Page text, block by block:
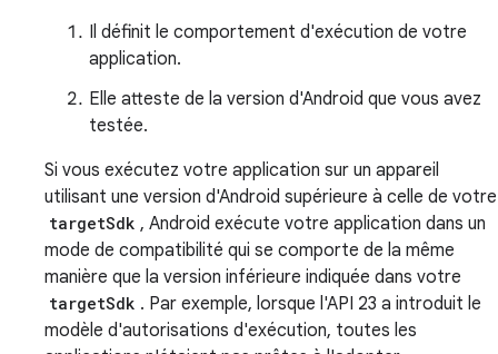
Il définit le comportement d'exécution de votre
application.
Elle atteste de la version d'Android que vous avez
testée.
Si vous exécutez votre application sur un appareil
utilisant une version d'Android supérieure à celle de votre
targetSdk , Android exécute votre application dans un
mode de compatibilité qui se comporte de la même
manière que la version inférieure indiquée dans votre
targetSdk . Par exemple, lorsque l'API 23 a introduit le
modèle d'autorisations d'exécution, toutes les